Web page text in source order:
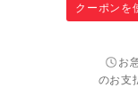
クーポンを
お
のお支